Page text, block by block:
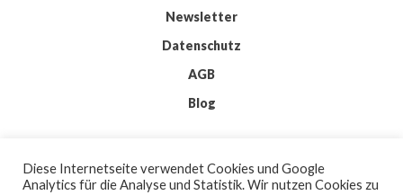
Newsletter
Datenschutz
AGB
Blog
BYWORDPRESS
Diese Internetseite verwendet Cookies und Google
Analytics für die Analyse und Statistik. Wir nutzen Cookies zu